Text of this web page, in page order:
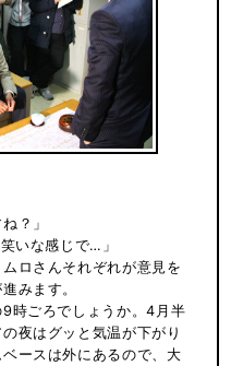
？」
いな感じで…」
ロさんそれぞれが意見を
みます。
時ごろでしょうか。4月半
夜はグッと気温が下がり
ースは外にあるので、大